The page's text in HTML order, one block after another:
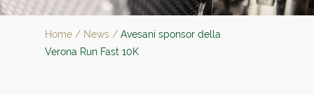
Home / News / Avesani sponsor della
Verona Run Fast 10K